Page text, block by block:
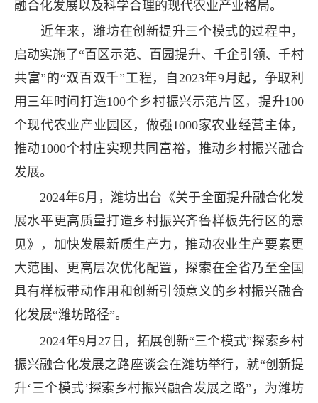
融合化发展以及科学合理的现代农业产业格局。
近年来，潍坊在创新提升三个模式的过程中，
启动实施了“百区示范、百园提升、千企引领、千村
共富”的“双百双千”工程，自2023年9月起，争取利
用三年时间打造100个乡村振兴示范片区，提升100
个现代农业产业园区，做强1000家农业经营主体，
推动1000个村庄实现共同富裕，推动乡村振兴融合
发展。
2024年6月，潍坊出台《关于全面提升融合化发
展水平更高质量打造乡村振兴齐鲁样板先行区的意
见》，加快发展新质生产力，推动农业生产要素更
大范围、更高层次优化配置，探索在全省乃至全国
具有样板带动作用和创新引领意义的乡村振兴融合
化发展“潍坊路径”。
2024年9月27日，拓展创新“三个模式”探索乡村
振兴融合化发展之路座谈会在潍坊举行，就“创新提
升‘三个模式’探索乡村振兴融合发展之路”，为潍坊